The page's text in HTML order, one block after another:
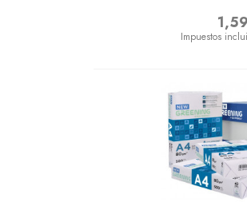
Impuestos